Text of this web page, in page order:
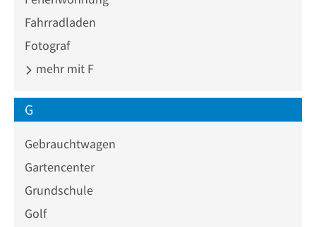
Fahrradladen
Fotograf
mehr mit F
G
Gebrauchtwagen
Gartencenter
Grundschule
Golf